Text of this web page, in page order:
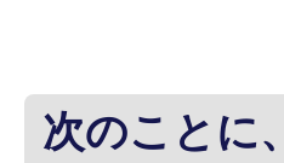
次のことに